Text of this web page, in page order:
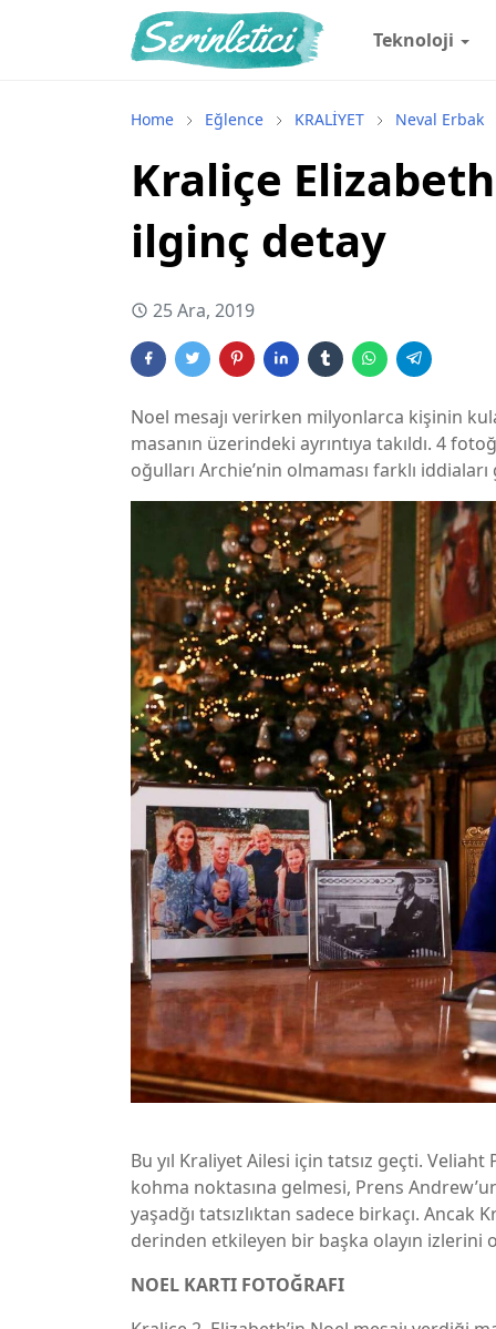
Teknoloji
Home Eğlence KRALİYET Neval Erbak
Kraliçe
ilginç detay
25 Ara, 2019
Noel mesajı verirken milyonlarca kişinin
masanın üzerindeki ayrıntıya takıldı. 4
oğulları Archie’nin olmaması farklı
Bu yıl Kraliyet Ailesi için tatsız geçti.
kohma noktasına gelmesi, Prens
yaşadğı tatsızlıktan sadece birkaçı. Ancak
derinden etkileyen bir başka olayın izlerini
NOEL KARTI FOTOĞRAFI